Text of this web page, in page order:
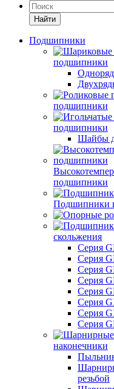
Найти
Подшипники
подшипники
подшипники
подшипники
Шайбы
подшипники
Подшипники
скольжения
Серия
Серия
Серия
Серия
Серия
Серия
Серия
Серия
наконечники
резьбой